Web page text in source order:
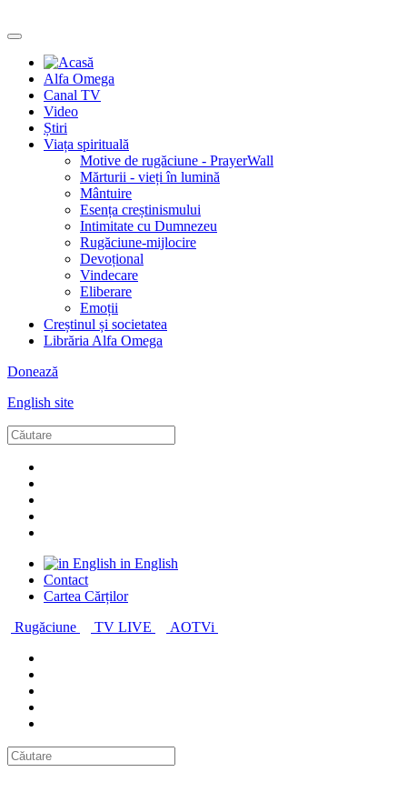
Alfa Omega
Canal TV
Video
Știri
Viața spirituală
Motive de rugăciune - PrayerWall
Mărturii - vieți în lumină
Mântuire
Esența creștinismului
Intimitate cu Dumnezeu
Rugăciune-mijlocire
Devoțional
Vindecare
Eliberare
Emoții
Creștinul și societatea
Librăria Alfa Omega
Donează
English site
in English
Contact
Cartea Cărților
Rugăciune
TV LIVE AOTVi